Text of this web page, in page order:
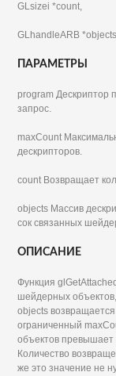
GLsizei *count,
GLhandleARB
ПАРАМЕТРЫ
program Дескриптор
запрос.
maxCount
дескрипторов.
count Возвращает
objects Массив
сок связанных
ОПИСАНИЕ
Функция
шейдерных
objects
ограниченный
объектов превышает
Количество
же это значение не